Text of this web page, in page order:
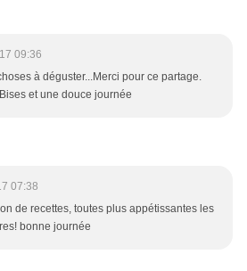
09:36
à déguster...Merci pour ce partage.
et une douce journée
07:38
de recettes, toutes plus appétissantes les
bonne journée